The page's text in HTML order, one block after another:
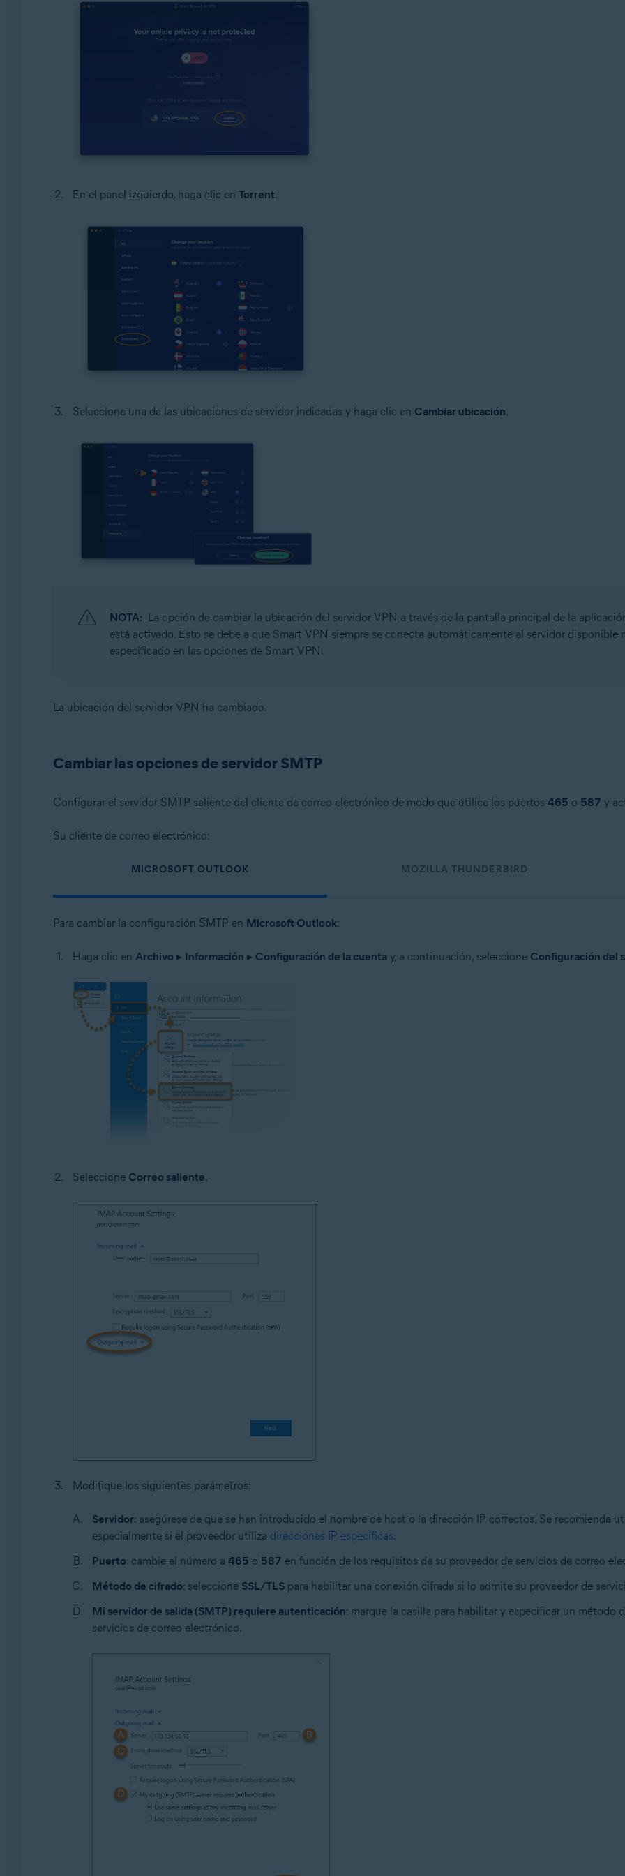
En el panel izquierdo, haga clic en Torrent.
Seleccione una de las ubicaciones de servidor indicadas y haga clic en Cambiar ubicación.
NOTA: La opción de cambiar la ubicación del servidor VPN a través de la pantalla principal de la
está activado. Esto se debe a que Smart VPN siempre se conecta automáticamente al servidor disponible
especificado en las opciones de Smart VPN.
La ubicación del servidor VPN ha cambiado.
Cambiar las opciones de servidor SMTP
Configurar el servidor SMTP saliente del cliente de correo electrónico de modo que utilice los puertos 465 o 587 y
Su cliente de correo electrónico:
MICROSOFT OUTLOOK MOZILLA THUNDERBIRD
Para cambiar la configuración SMTP en Microsoft Outlook:
Haga clic en Archivo ▸ Información ▸ Configuración de la cuentay, a continuación, seleccione Configuración del
Seleccione Correo saliente.
Modifique los siguientes parámetros:
Servidor: asegúrese de que se han introducido el nombre de host o la dirección IP correctos. Se recomienda
especialmente si el proveedor utiliza direcciones IP específicas.
Puerto: cambie el número a 465 o 587 en función de los requisitos de su proveedor de servicios de correo
Método de cifrado: seleccione SSL/TLSpara habilitar una conexión cifrada si lo admite su proveedor de
Mi servidor de salida (SMTP) requiere autenticación: marque la casilla para habilitar y especificar un método
servicios de correo electrónico.